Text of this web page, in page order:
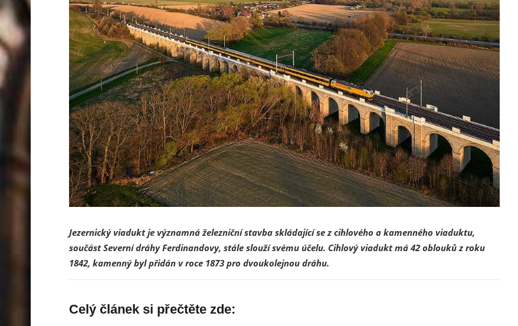
Jezernický viadukt je významná železniční stavba skládající se z cihlového a kamenného viaduktu,
součást Severní dráhy Ferdinandovy, stále slouží svému účelu. Cihlový viadukt má 42 oblouků z roku
1842, kamenný byl přidán v roce 1873 pro dvoukolejnou dráhu.
Celý článek si přečtěte zde: